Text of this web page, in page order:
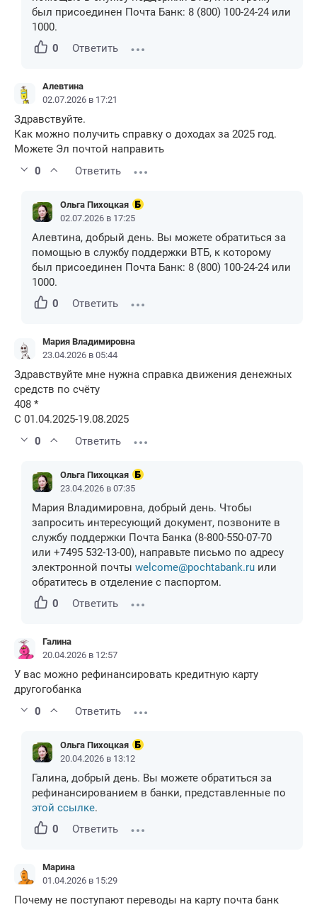
был присоединен Почта Банк: 8 (800) 100-24-24 или
1000.
0
Ответить
Алевтина
02.07.2026 в 17:21
Здравствуйте.
Как можно получить справку о доходах за 2025 год.
Можете Эл почтой направить
0
Ответить
Ольга Пихоцкая
02.07.2026 в 17:25
Алевтина, добрый день. Вы можете обратиться за
помощью в службу поддержки ВТБ, к которому
был присоединен Почта Банк: 8 (800) 100-24-24 или
1000.
0
Ответить
Мария Владимировна
23.04.2026 в 05:44
Здравствуйте мне нужна справка движения денежных
средств по счёту
408 *
С 01.04.2025-19.08.2025
0
Ответить
Ольга Пихоцкая
23.04.2026 в 07:35
Мария Владимировна, добрый день. Чтобы
запросить интересующий документ, позвоните в
службу поддержки Почта Банка (8-800-550-07-70
или +7495 532-13-00), направьте письмо по адресу
электронной почты welcome@pochtabank.ru или
обратитесь в отделение с паспортом.
0
Ответить
Галина
20.04.2026 в 12:57
У вас можно рефинансировать кредитную карту
другогобанка
0
Ответить
Ольга Пихоцкая
20.04.2026 в 13:12
Галина, добрый день. Вы можете обратиться за
рефинансированием в банки, представленные по
этой ссылке.
0
Ответить
Марина
01.04.2026 в 15:29
Почему не поступают переводы на карту почта банк